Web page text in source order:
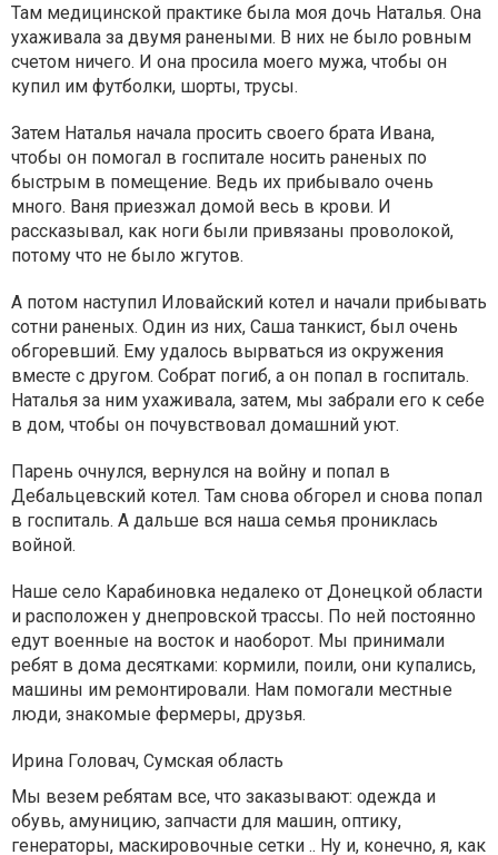
Там медицинской практике была моя дочь Наталья. Она
ухаживала за двумя ранеными. В них не было ровным
счетом ничего. И она просила моего мужа, чтобы он
купил им футболки, шорты, трусы.
Затем Наталья начала просить своего брата Ивана,
чтобы он помогал в госпитале носить раненых по
быстрым в помещение. Ведь их прибывало очень
много. Ваня приезжал домой весь в крови. И
рассказывал, как ноги были привязаны проволокой,
потому что не было жгутов.
А потом наступил Иловайский котел и начали прибывать
сотни раненых. Один из них, Саша танкист, был очень
обгоревший. Ему удалось вырваться из окружения
вместе с другом. Собрат погиб, а он попал в госпиталь.
Наталья за ним ухаживала, затем, мы забрали его к себе
в дом, чтобы он почувствовал домашний уют.
Парень очнулся, вернулся на войну и попал в
Дебальцевский котел. Там снова обгорел и снова попал
в госпиталь. А дальше вся наша семья прониклась
войной.
Наше село Карабиновка недалеко от Донецкой области
и расположен у днепровской трассы. По ней постоянно
едут военные на восток и наоборот. Мы принимали
ребят в дома десятками: кормили, поили, они купались,
машины им ремонтировали. Нам помогали местные
люди, знакомые фермеры, друзья.
Ирина Головач, Сумская область
Мы везем ребятам все, что заказывают: одежда и
обувь, амуницию, запчасти для машин, оптику,
генераторы, маскировочные сетки .. Ну и, конечно, я, как